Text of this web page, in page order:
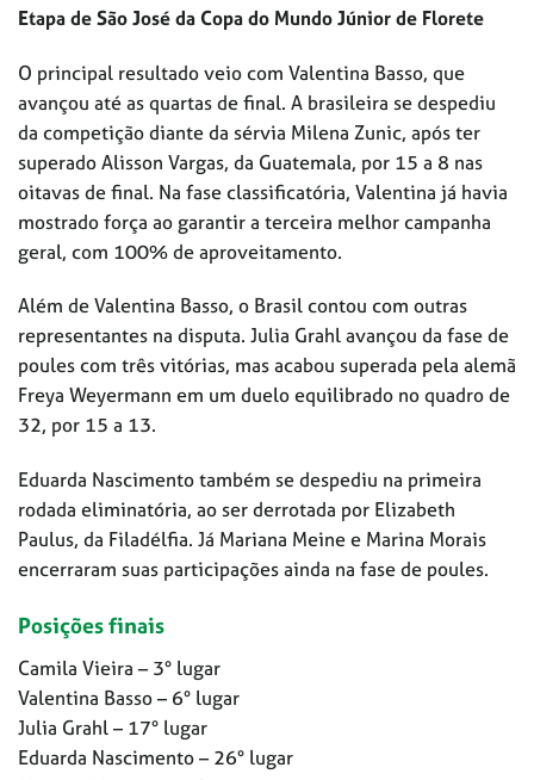
Etapa de São José da Copa do Mundo Júnior de Florete
O principal resultado veio com Valentina Basso, que
avançou até as quartas de final. A brasileira se despediu
da competição diante da sérvia Milena Zunic, após ter
superado Alisson Vargas, da Guatemala, por 15 a 8 nas
oitavas de final. Na fase classificatória, Valentina já havia
mostrado força ao garantir a terceira melhor campanha
geral, com 100% de aproveitamento.
Além de Valentina Basso, o Brasil contou com outras
representantes na disputa. Julia Grahl avançou da fase de
poules com três vitórias, mas acabou superada pela alemã
Freya Weyermann em um duelo equilibrado no quadro de
32, por 15 a 13.
Eduarda Nascimento também se despediu na primeira
rodada eliminatória, ao ser derrotada por Elizabeth
Paulus, da Filadélfia. Já Mariana Meine e Marina Morais
encerraram suas participações ainda na fase de poules.
Posições finais
Camila Vieira – 3° lugar
Valentina Basso – 6° lugar
Julia Grahl – 17° lugar
Eduarda Nascimento – 26° lugar